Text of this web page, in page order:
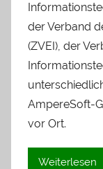
der Verband
(ZVEI), der
AmpereSoft-
vor Ort.
Weiterlesen